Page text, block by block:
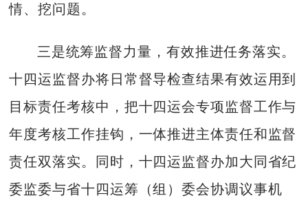
情、挖问题。
三是统筹监督力量，有效推进任务落实。
十四运监督办将日常督导检查结果有效运用到
目标责任考核中，把十四运会专项监督工作与
年度考核工作挂钩，一体推进主体责任和监督
责任双落实。同时，十四运监督办加大同省纪
委监委与省十四运筹（组）委会协调议事机